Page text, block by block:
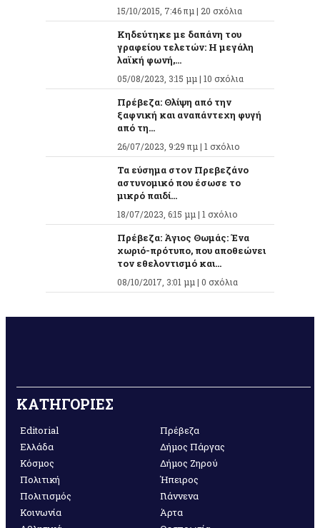
15/10/2015, 7:46 πμ | 20 σχόλια
Κηδεύτηκε με δαπάνη του
γραφείου τελετών: Η μεγάλη
λαϊκή φωνή,...
05/08/2023, 3:15 μμ | 10 σχόλια
Πρέβεζα: Θλίψη από την
ξαφνική και αναπάντεχη φυγή
από τη...
26/07/2023, 9:29 πμ | 1 σχόλιο
Τα εύσημα στον Πρεβεζάνο
αστυνομικό που έσωσε το
μικρό παιδί...
18/07/2023, 6:15 μμ | 1 σχόλιο
Πρέβεζα: Άγιος Θωμάς: Ένα
χωριό-πρότυπο, που αποθεώνει
τον εθελοντισμό και...
08/10/2017, 3:01 μμ | 0 σχόλια
ΚΑΤΗΓΟΡΙΕΣ
Editorial
Ελλάδα
Κόσμος
Πολιτική
Πολιτισμός
Κοινωνία
Πρέβεζα
Δήμος Πάργας
Δήμος Ζηρού
Ήπειρος
Γιάννενα
Άρτα